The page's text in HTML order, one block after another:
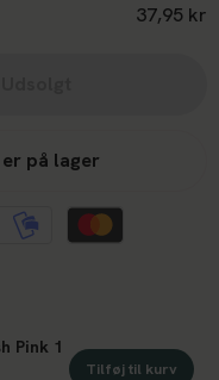
37,95 kr
på lager
Pink 1
Tilføj til kurv